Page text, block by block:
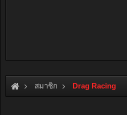
สมาชิก Drag Racing